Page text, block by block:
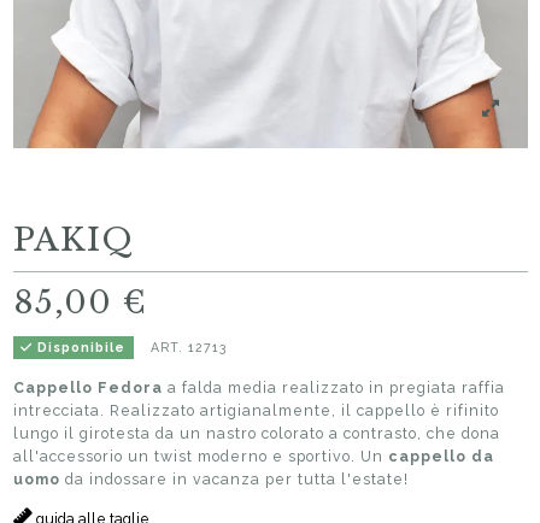
PAKIQ
85,00 €
Disponibile ART. 12713
Cappello Fedora a falda media realizzato in pregiata raffia
intrecciata. Realizzato artigianalmente, il cappello è rifinito
lungo il girotesta da un nastro colorato a contrasto, che dona
all'accessorio un twist moderno e sportivo. Un cappello da
uomo da indossare in vacanza per tutta l'estate!
guida alle taglie